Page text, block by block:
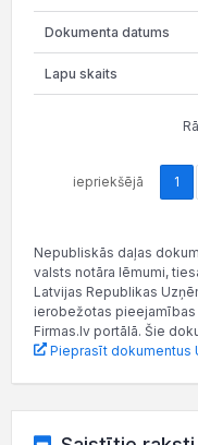
iepriekšējā 1
Nepubliskās daļas
valsts notāra lēmumi,
Latvijas Republikas
ierobežotas pieejamības
Firmas.lv portālā. Šie
Pieprasīt dokumentus